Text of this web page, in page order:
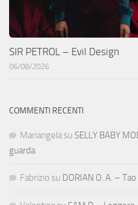
SIR PETROL – Evil Design
06/08/2026
COMMENTI RECENTI
Mariangela su SELLY BABY
guarda
Fabrizio su DORIAN O. A. – Tao